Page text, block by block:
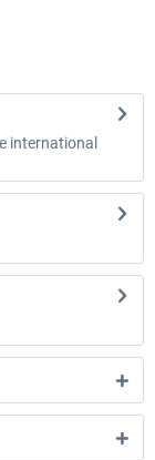
international